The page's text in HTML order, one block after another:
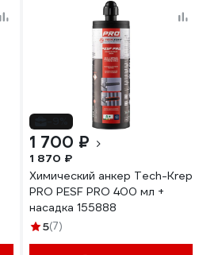
1 700 ₽
1 870 ₽
Химический анкер Tech-Krep
PRO PESF PRO 400 мл +
насадка 155888
5(7)